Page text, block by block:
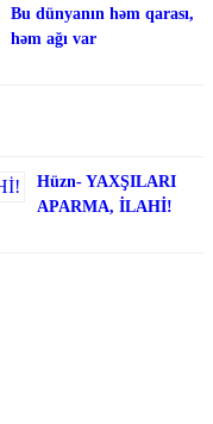
Bu dünyanın həm qarası,
həm ağı var
Hüzn- YAXŞILARI
APARMA, İLAHİ!